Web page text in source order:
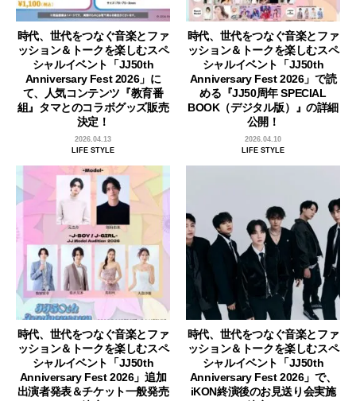
時代、世代をつなぐ音楽とファ
ッション＆トークを楽しむスペ
シャルイベント「JJ50th
Anniversary Fest 2026」に
て、人気コンテンツ『教育番
組』タマとのコラボグッズ販売
決定！
2026.04.13
LIFE STYLE
時代、世代をつなぐ音楽とファ
ッション＆トークを楽しむスペ
シャルイベント「JJ50th
Anniversary Fest 2026」で読
める『JJ50周年 SPECIAL
BOOK（デジタル版）』の詳細
公開！
2026.04.10
LIFE STYLE
時代、世代をつなぐ音楽とファ
ッション＆トークを楽しむスペ
シャルイベント「JJ50th
Anniversary Fest 2026」追加
出演者発表＆チケット一般発売
時代、世代をつなぐ音楽とファ
ッション＆トークを楽しむスペ
シャルイベント「JJ50th
Anniversary Fest 2026」で、
iKON終演後のお見送り会実施